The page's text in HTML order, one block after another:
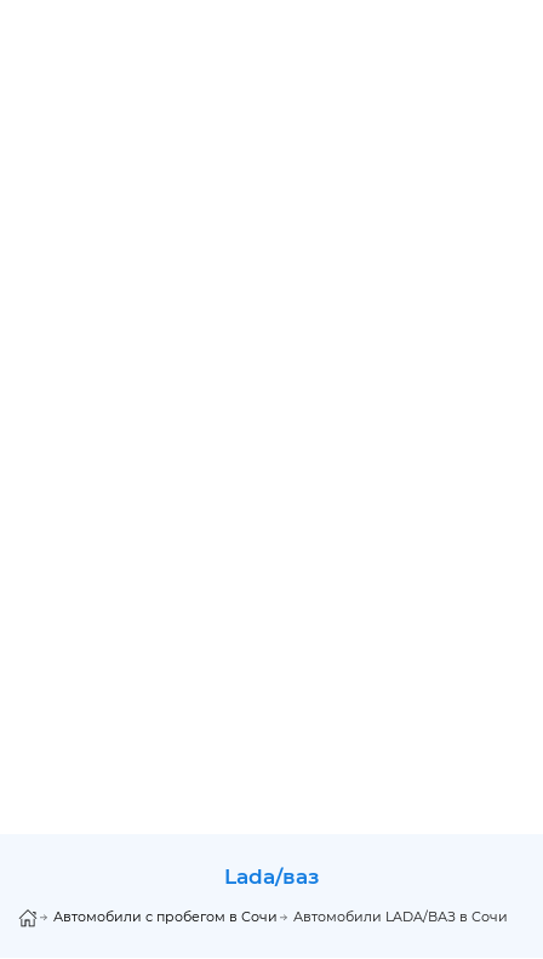
lada/ваз
Автомобили с пробегом в Сочи Автомобили LADA/ВАЗ в Сочи